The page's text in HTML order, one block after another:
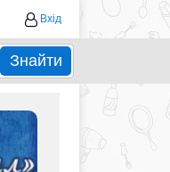
Вхід
Знайти